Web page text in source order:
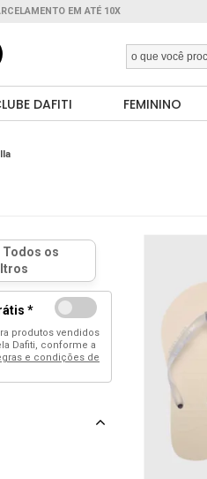
EM ATÉ 10X
DAFITI FEMININO
*
produtos vendidos
Dafiti, conforme a
e condições de